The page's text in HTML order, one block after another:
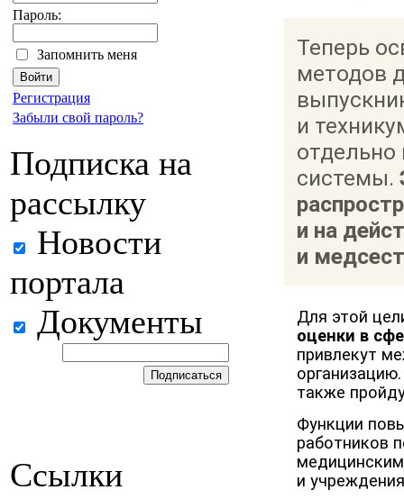
Пароль:
Запомнить меня
Регистрация
Забыли свой пароль?
Подписка на
рассылку
Новости
портала
Документы
Ссылки
Теперь
методов
и
отдельно
системы.
и на
и
Для этой
оценки в
привлекут
также
Функции
работников
и